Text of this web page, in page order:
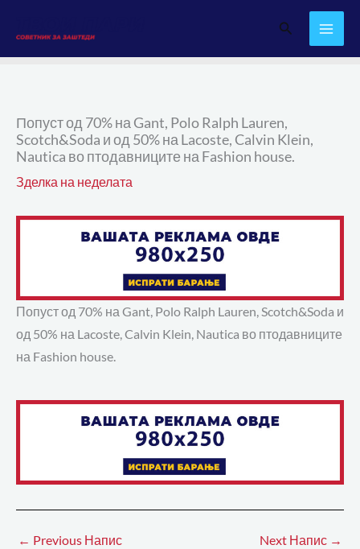
content
Search
Попуст од 70% на Gant, Polo Ralph Lauren,
Scotch&Soda и од 50% на Lacoste, Calvin Klein,
Nautica во птодавниците на Fashion house.
Зделка на неделата
Попуст од 70% на Gant, Polo Ralph Lauren, Scotch&Soda и
од 50% на Lacoste, Calvin Klein, Nautica во птодавниците
на Fashion house.
← Previous Напис Next Напис →